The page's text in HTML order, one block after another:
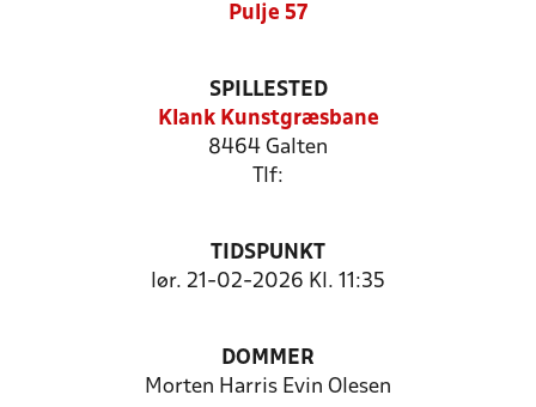
Pulje 57
SPILLESTED
Klank Kunstgræsbane
8464 Galten
Tlf:
TIDSPUNKT
lør. 21-02-2026 Kl. 11:35
DOMMER
Morten Harris Evin Olesen